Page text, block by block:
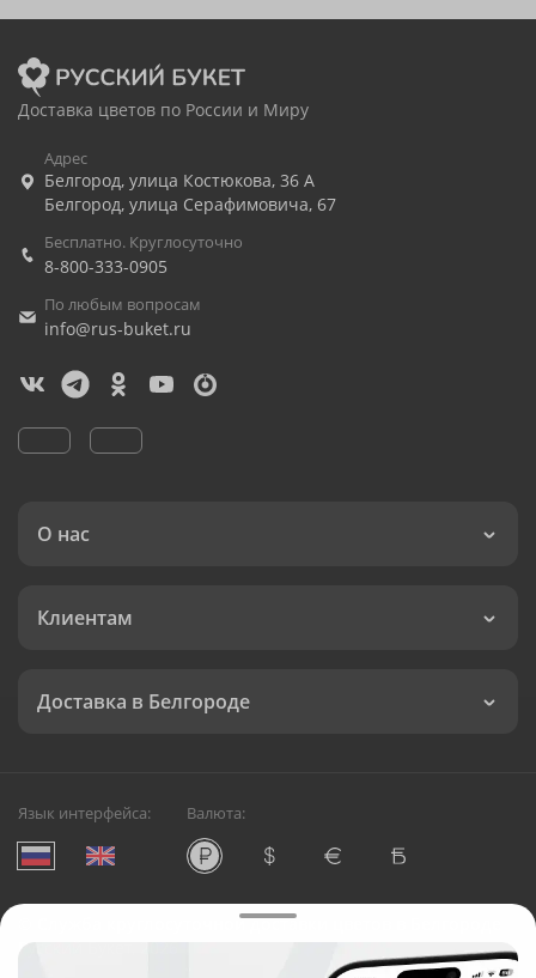
Доставка цветов по России и Миру
Адрес
Белгород, улица Костюкова, 36 А
Белгород, улица Серафимовича, 67
Бесплатно. Круглосуточно
8-800-333-0905
По любым вопросам
info@rus-buket.ru
О нас
Клиентам
Доставка в Белгороде
Язык интерфейса: Валюта:
Служба круглосуточной доставки цветов в Белгороде
Русский Букет, 2026